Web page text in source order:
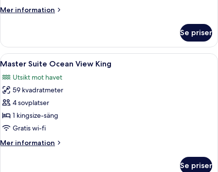
Ocean
Mer information
Mer
Club
Master
Suite
Front
King
Se priser
Öppna
alla
foton
för
Master
Suite
Ocean
King
Sängtillbehör av högsta kvalitet och
4
Master Suite Ocean View King
Utsikt mot havet
59 kvadratmeter
4 sovplatser
1 kingsize-säng
Gratis wi-fi
Mer information
Mer
Se priser